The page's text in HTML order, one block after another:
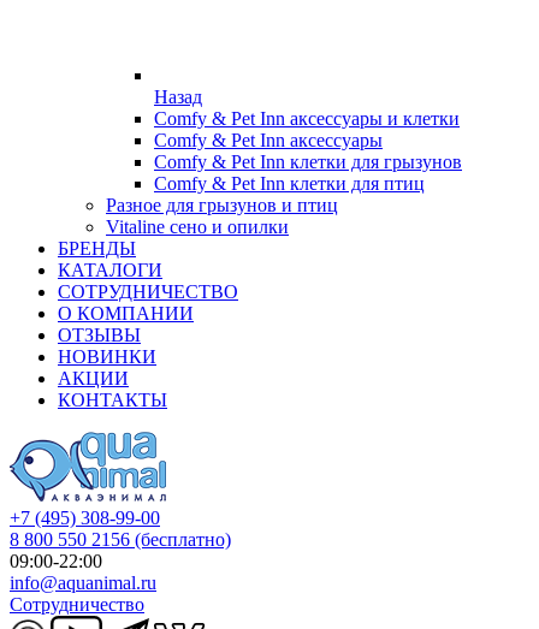
Назад
Comfy & Pet Inn аксессуары и клетки
Comfy & Pet Inn аксессуары
Comfy & Pet Inn клетки для грызунов
Comfy & Pet Inn клетки для птиц
Разное для грызунов и птиц
Vitaline сено и опилки
БРЕНДЫ
КАТАЛОГИ
СОТРУДНИЧЕСТВО
О КОМПАНИИ
ОТЗЫВЫ
НОВИНКИ
АКЦИИ
КОНТАКТЫ
+7 (495) 308-99-00
8 800 550 2156 (бесплатно)
09:00-22:00
info@aquanimal.ru
Сотрудничество